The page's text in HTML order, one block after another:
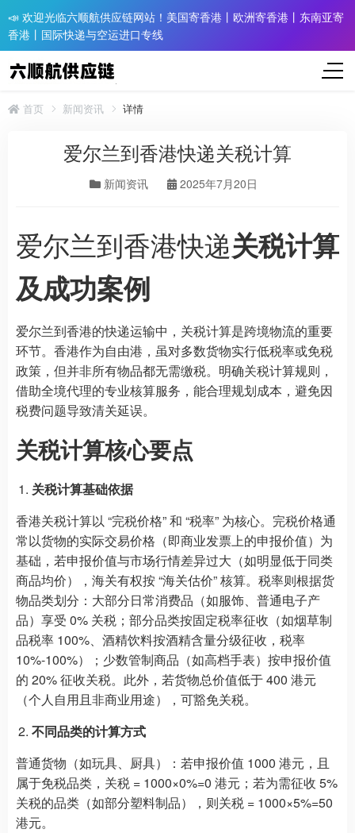
📣 欢迎光临六顺航供应链网站！美国寄香港丨欧洲寄香港丨东南亚寄
香港丨国际快递与空运进口专线
首页 新闻资讯 详情
爱尔兰到香港快递关税计算
新闻资讯 2025年7月20日
爱尔兰到香港快递关税计算
及成功案例
爱尔兰到香港的快递运输中，关税计算是跨境物流的重要
环节。香港作为自由港，虽对多数货物实行低税率或免税
政策，但并非所有物品都无需缴税。明确关税计算规则，
借助全境代理的专业核算服务，能合理规划成本，避免因
税费问题导致清关延误。
关税计算核心要点
关税计算基础依据
香港关税计算以 “完税价格” 和 “税率” 为核心。完税价格通
常以货物的实际交易价格（即商业发票上的申报价值）为
基础，若申报价值与市场行情差异过大（如明显低于同类
商品均价），海关有权按 “海关估价” 核算。税率则根据货
物品类划分：大部分日常消费品（如服饰、普通电子产
品）享受 0% 关税；部分品类按固定税率征收（如烟草制
品税率 100%、酒精饮料按酒精含量分级征收，税率
10%-100%）；少数管制商品（如高档手表）按申报价值
的 20% 征收关税。此外，若货物总价值低于 400 港元
（个人自用且非商业用途），可豁免关税。
不同品类的计算方式
普通货物（如玩具、厨具）：若申报价值 1000 港元，且
属于免税品类，关税 = 1000×0%=0 港元；若为需征收 5%
关税的品类（如部分塑料制品），则关税 = 1000×5%=50
港元。